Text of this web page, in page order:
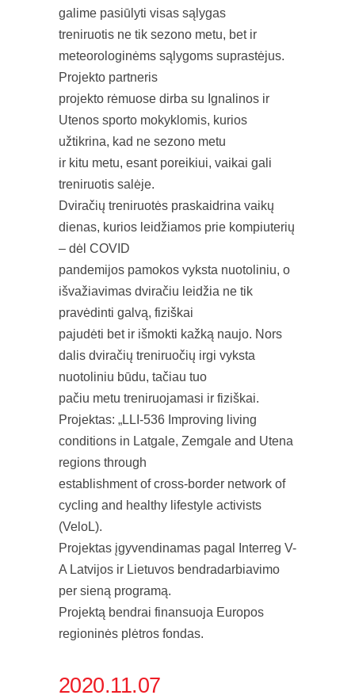
galime pasiūlyti visas sąlygas
treniruotis ne tik sezono metu, bet ir
meteorologinėms sąlygoms suprastėjus.
Projekto partneris
projekto rėmuose dirba su Ignalinos ir
Utenos sporto mokyklomis, kurios
užtikrina, kad ne sezono metu
ir kitu metu, esant poreikiui, vaikai gali
treniruotis salėje.
Dviračių treniruotės praskaidrina vaikų
dienas, kurios leidžiamos prie kompiuterių
– dėl COVID
pandemijos pamokos vyksta nuotoliniu, o
išvažiavimas dviračiu leidžia ne tik
pravėdinti galvą, fiziškai
pajudėti bet ir išmokti kažką naujo. Nors
dalis dviračių treniruočių irgi vyksta
nuotoliniu būdu, tačiau tuo
pačiu metu treniruojamasi ir fiziškai.
Projektas: „LLI-536 Improving living
conditions in Latgale, Zemgale and Utena
regions through
establishment of cross-border network of
cycling and healthy lifestyle activists
(VeloL).
Projektas įgyvendinamas pagal Interreg V-
A Latvijos ir Lietuvos bendradarbiavimo
per sieną programą.
Projektą bendrai finansuoja Europos
regioninės plėtros fondas.
2020.11.07